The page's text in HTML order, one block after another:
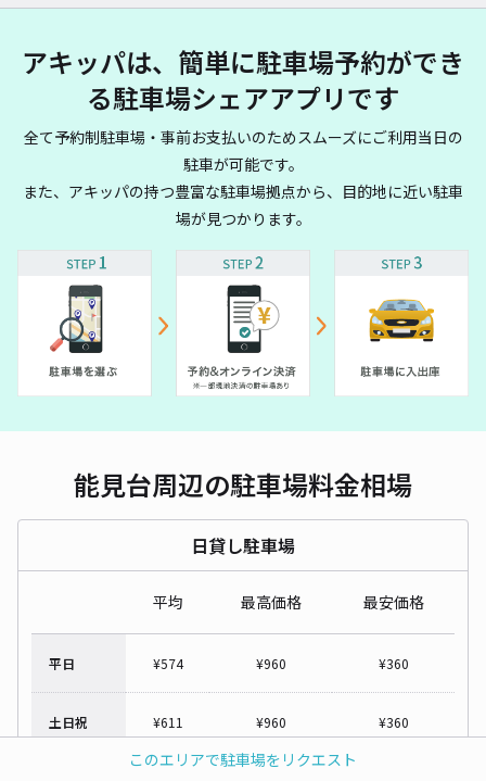
このエリアで駐車場をリクエスト
アキッパは、簡単に駐車場予約ができ
る駐車場シェアアプリです
全て予約制駐車場・事前お支払いのためスムーズにご利用当日の
駐車が可能です。
また、アキッパの持つ豊富な駐車場拠点から、目的地に近い駐車
場が見つかります。
能見台周辺の駐車場料金相場
日貸し駐車場
平均 最高価格 最安価格
平日 ¥574 ¥960 ¥360
土日祝 ¥611 ¥960 ¥360